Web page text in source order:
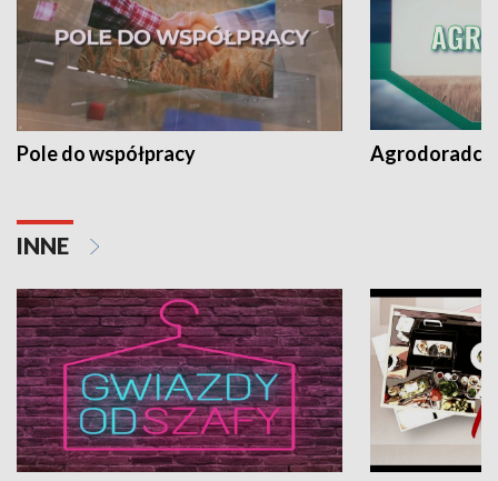
Pole do współpracy Agrodoradcy
INNE